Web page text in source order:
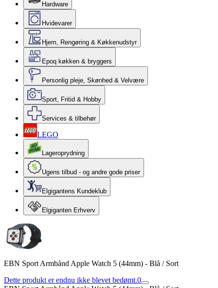
Hardware
Hvidevarer
Hjem, Rengøring & Køkkenudstyr
Epoq køkken & bryggers
Personlig pleje, Skønhed & Velvære
Sport, Fritid & Hobby
Services & tilbehør
LEGO
Lageroprydning
Ugens tilbud - og andre gode priser
Elgigantens Kundeklub
Elgiganten Erhverv
EBN Sport Armbånd Apple Watch 5 (44mm) - Blå / Sort
Dette produkt er endnu ikke blevet bedømt.0